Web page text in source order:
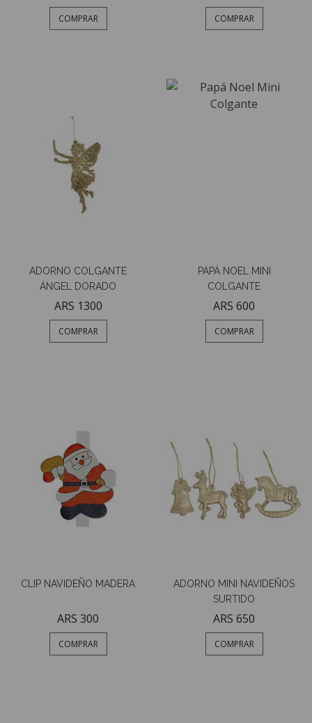
COMPRAR COMPRAR
ADORNO COLGANTE
ÁNGEL DORADO
ARS 1300
COMPRAR
PAPÁ NOEL MINI
COLGANTE
ARS 600
COMPRAR
CLIP NAVIDEÑO MADERA
ARS 300
COMPRAR
ADORNO MINI NAVIDEÑOS
SURTIDO
ARS 650
COMPRAR